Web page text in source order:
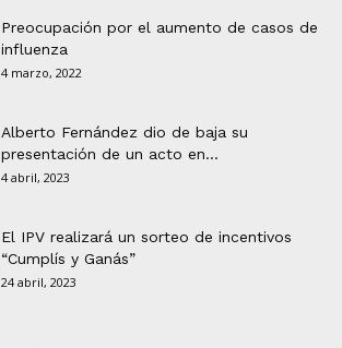
Preocupación por el aumento de casos de
influenza
4 marzo, 2022
Alberto Fernández dio de baja su
presentación de un acto en...
4 abril, 2023
El IPV realizará un sorteo de incentivos
“Cumplís y Ganás”
24 abril, 2023